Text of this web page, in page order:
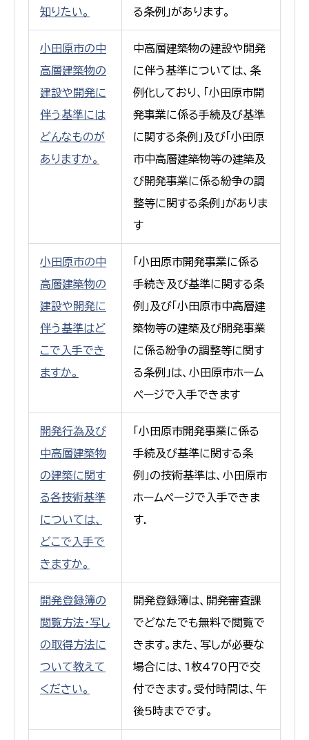
知りたい。
る条例」があります。
小田原市の中
高層建築物の
建設や開発に
伴う基準には
どんなものが
ありますか。
中高層建築物の建設や開発
に伴う基準については、条
例化しており、「小田原市開
発事業に係る手続及び基準
に関する条例」及び「小田原
市中高層建築物等の建築及
び開発事業に係る紛争の調
整等に関する条例」がありま
す
小田原市の中
高層建築物の
建設や開発に
伴う基準はど
こで入手でき
ますか。
「小田原市開発事業に係る
手続き及び基準に関する条
例」及び「小田原市中高層建
築物等の建築及び開発事業
に係る紛争の調整等に関す
る条例」は、小田原市ホーム
ページで入手できます
開発行為及び
中高層建築物
の建築に関す
る各技術基準
については、
どこで入手で
きますか。
「小田原市開発事業に係る
手続及び基準に関する条
例」の技術基準は、小田原市
ホームページで入手できま
す.
開発登録簿の
閲覧方法・写し
の取得方法に
ついて教えて
ください。
開発登録簿は、開発審査課
でどなたでも無料で閲覧で
きます。また、写しが必要な
場合には、1枚470円で交
付できます。受付時間は、午
後5時までです。